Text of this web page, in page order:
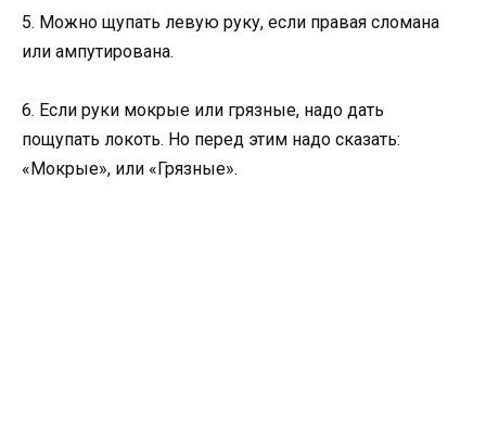
5. Можно щупать левую руку, если правая сломана
или ампутирована.
6. Если руки мокрые или грязные, надо дать
пощупать локоть. Но перед этим надо сказать:
«Мокрые», или «Грязные».